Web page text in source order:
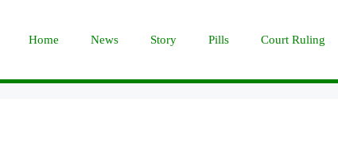
Home News Story Pills Court Ruling